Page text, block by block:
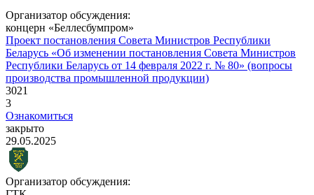
Организатор обсуждения:
концерн «Беллесбумпром»
Проект постановления Совета Министров Республики
Беларусь «Об изменении постановления Совета Министров
Республики Беларусь от 14 февраля 2022 г. № 80» (вопросы
производства промышленной продукции)
3021
3
Ознакомиться
закрыто
29.05.2025
Организатор обсуждения: